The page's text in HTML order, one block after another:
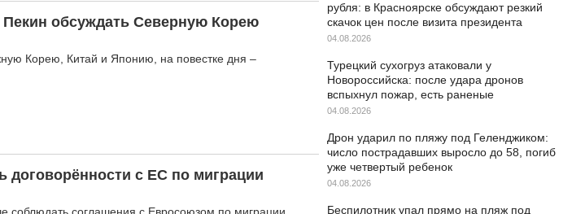
обсуждать Северную Корею
Корею, Китай и Японию, на повестке дня –
договорённости с ЕС по миграции
рубля: в Красноярске обсуждают резкий
скачок цен после визита президента
04.08.2026
Турецкий сухогруз атаковали у
Новороссийска: после удара дронов
вспыхнул пожар, есть раненые
04.08.2026
Дрон ударил по пляжу под Геленджиком:
число пострадавших выросло до 58, погиб
уже четвертый ребенок
04.08.2026
Беспилотник упал прямо на пляж под